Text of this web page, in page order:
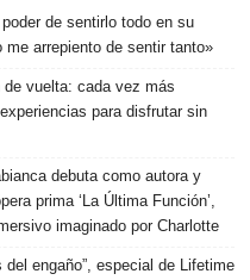
de sentirlo todo en su
me arrepiento de sentir tanto»
de vuelta: cada vez más
para disfrutar sin
debuta como autora y
prima ‘La Última Función’,
imaginado por Charlotte
del engaño”, especial de Lifetime